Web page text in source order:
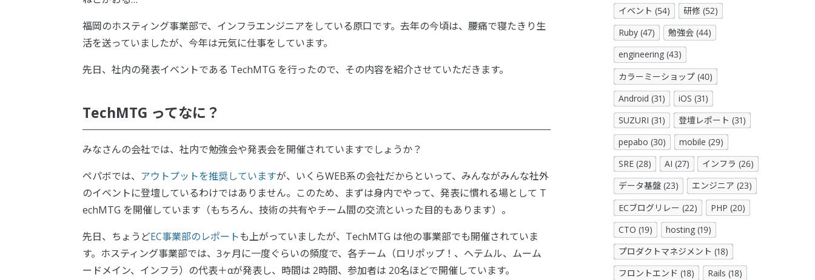
福岡のホスティング事業部で、インフラエンジニアをしている原口です。去年の今頃は、腰痛で寝たきり生
活を送っていましたが、今年は元気に仕事をしています。
先日、社内の発表イベントである TechMTG を行ったので、その内容を紹介させていただきます。
TechMTG ってなに？
みなさんの会社では、社内で勉強会や発表会を開催されていますでしょうか？
ペパボでは、 アウトプットを推奨していますが、いくらWEB系の会社だからといって、みんながみんな社外
のイベントに登壇しているわけではありません。このため、まずは身内でやって、発表に慣れる場として T
echMTG を開催しています（もちろん、技術の共有やチーム間の交流といった目的もあります）。
先日、ちょうどEC事業部のレポートも上がっていましたが、TechMTG は他の事業部でも開催されていま
す。ホスティング事業部では、3ヶ月に一度ぐらいの頻度で、各チーム（ロリポップ！、ヘテムル、ムーム
ードメイン、インフラ）の代表＋αが発表し、時間は 2時間、参加者は 20名ほどで開催しています。
イベント (54)
研修 (52)
Ruby (47)
勉強会 (44)
engineering (43)
カラーミーショップ (40)
Android (31)
iOS (31)
SUZURI (31)
登壇レポート (31)
pepabo (30)
mobile (29)
SRE (28)
AI (27)
インフラ (26)
データ基盤 (23)
エンジニア (23)
ECブログリレー (22)
PHP (20)
CTO (19)
hosting (19)
プロダクトマネジメント (18)
フロントエンド (18)
Rails (18)